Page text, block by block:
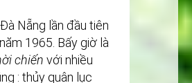
Nẵng lần đầu tiên
1965. Bấy giờ là
chiến với nhiều
: thủy quân lục